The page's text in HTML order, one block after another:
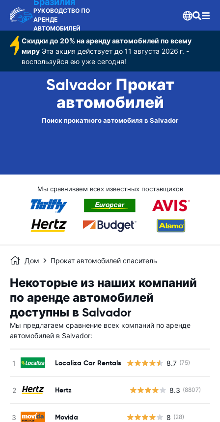
РУКОВОДСТВО ПО
АРЕНДЕ
АВТОМОБИЛЕЙ
Скидки до 20% на аренду автомобилей по всему
мируЭта акция действует до 11 августа 2026 г. -
воспользуйся ею уже сегодня!
Salvador Прокат
автомобилей
Поиск прокатного автомобиля в Salvador
Мы сравниваем всех известных поставщиков
Дом Прокат автомобилей спаситель
Некоторые из наших компаний
по аренде автомобилей
доступны в Salvador
Мы предлагаем сравнение всех компаний по аренде
автомобилей в Salvador:
Localiza Car Rentals 8.7 (75)
Hertz 8.3 (8807)
Movida 8 (28)